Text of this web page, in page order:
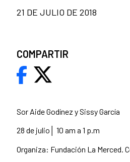
Sor Aide Godínez y Sissy García
28 de julio│ 10 am a 1 p.m
Organiza: Fundación La Merced.
21 DE JULIO DE 2018
COMPARTIR